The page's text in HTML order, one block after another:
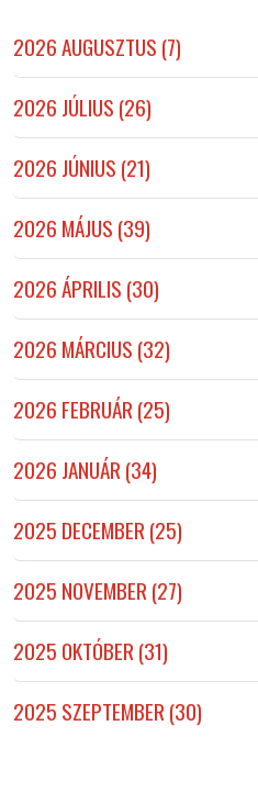
2026 AUGUSZTUS (7)
2026 JÚLIUS (26)
2026 JÚNIUS (21)
2026 MÁJUS (39)
2026 ÁPRILIS (30)
2026 MÁRCIUS (32)
2026 FEBRUÁR (25)
2026 JANUÁR (34)
2025 DECEMBER (25)
2025 NOVEMBER (27)
2025 OKTÓBER (31)
2025 SZEPTEMBER (30)